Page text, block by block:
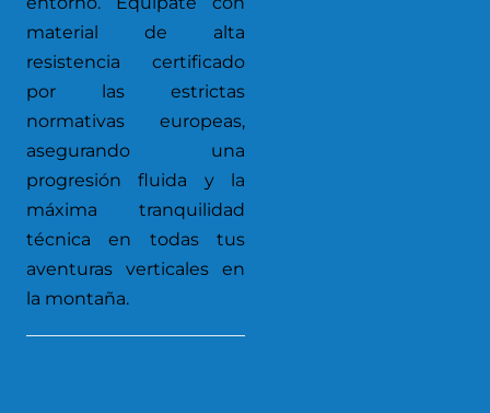
material de alta
resistencia certificado
por las estrictas
normativas europeas,
asegurando una
progresión fluida y la
máxima tranquilidad
técnica en todas tus
aventuras verticales en
la montaña.